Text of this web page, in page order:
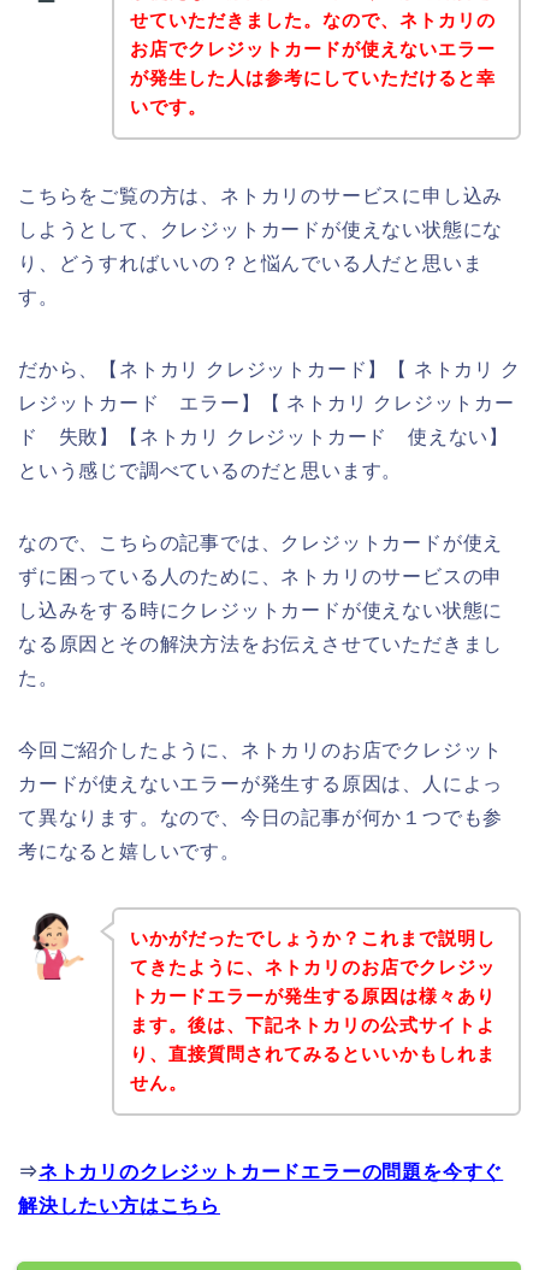
せていただきました。なので、ネトカリの
お店でクレジットカードが使えないエラー
が発生した人は参考にしていただけると幸
いです。
こちらをご覧の方は、ネトカリのサービスに申し込み
しようとして、クレジットカードが使えない状態にな
り、どうすればいいの？と悩んでいる人だと思いま
す。
だから、【ネトカリ クレジットカード】【 ネトカリ ク
レジットカード エラー】【 ネトカリ クレジットカー
ド 失敗】【ネトカリ クレジットカード 使えない】
という感じで調べているのだと思います。
なので、こちらの記事では、クレジットカードが使え
ずに困っている人のために、ネトカリのサービスの申
し込みをする時にクレジットカードが使えない状態に
なる原因とその解決方法をお伝えさせていただきまし
た。
今回ご紹介したように、ネトカリのお店でクレジット
カードが使えないエラーが発生する原因は、人によっ
て異なります。なので、今日の記事が何か１つでも参
考になると嬉しいです。
いかがだったでしょうか？これまで説明し
てきたように、ネトカリのお店でクレジッ
トカードエラーが発生する原因は様々あり
ます。後は、下記ネトカリの公式サイトよ
り、直接質問されてみるといいかもしれま
せん。
⇒ネトカリのクレジットカードエラーの問題を今すぐ
解決したい方はこちら